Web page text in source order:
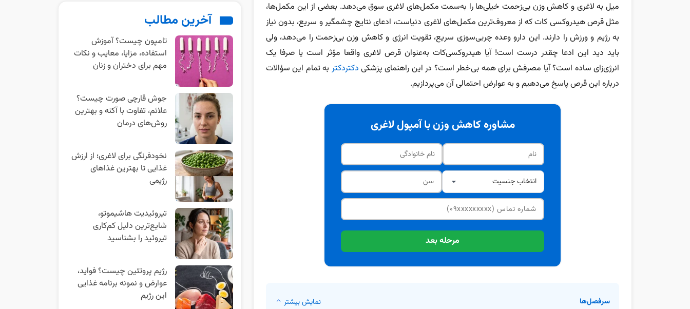
میل به لاغری و کاهش وزن بی‌زحمت خیلی‌ها را به‌سمت مکمل‌های لاغری سوق می‌دهد. بعضی از این مکمل‌ها،
مثل قرص هیدروکسی کات که از معروف‌ترین مکمل‌های لاغری دنیاست، ادعای نتایج چشمگیر و سریع، بدون نیاز
به رژیم و ورزش را دارند. این دارو وعده چربی‌سوزی سریع، تقویت انرژی و کاهش وزن بی‌زحمت را می‌دهد، ولی
باید دید این ادعا چقدر درست است! آیا هیدروکسی‌کات به‌عنوان قرص لاغری واقعا مؤثر است یا صرفا یک
انرژی‌زای ساده است؟ آیا مصرفش برای همه بی‌خطر است؟ در این راهنمای پزشکی دکتردکتر به تمام این سؤالات
درباره این قرص پاسخ می‌دهیم و به عوارض احتمالی آن می‌پردازیم.
مشاوره کاهش وزن با آمپول لاغری
مرحله بعد
سرفصل‌ها نمایش بیشتر
آخرین مطالب
تامپون چیست؟ آموزش
استفاده، مزایا، معایب و نکات
مهم برای دختران و زنان
جوش قارچی صورت چیست؟
علائم، تفاوت با آکنه و بهترین
روش‌های درمان
نخودفرنگی برای لاغری؛ از ارزش
غذایی تا بهترین غذاهای
رژیمی
تیروئیدیت هاشیموتو،
شایع‌ترین دلیل کم‌کاری
تیروئید را بشناسید
رژیم پروتئین چیست؟ فواید،
عوارض و نمونه برنامه غذایی
این رژیم